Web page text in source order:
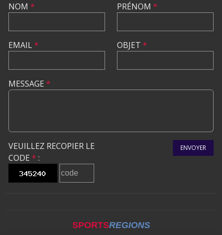
NOM *
EMAIL*
PRÉNOM *
OBJET *
MESSAGE *
VEUILLEZ RECOPIER LE
CODE * :
ENVOYER
SPORTSREGIONS